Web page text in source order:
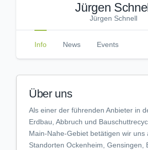
Jürgen
Jürgen Schnell
Info News Events
Über uns
Als einer der führenden Anbieter in
Erdbau, Abbruch und
Main-Nahe-Gebiet betätigen wir uns
Standorten Ockenheim, Gensingen,